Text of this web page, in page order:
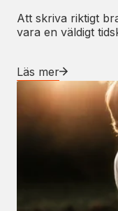
Att skriva riktigt
vara en väldigt
Läs mer